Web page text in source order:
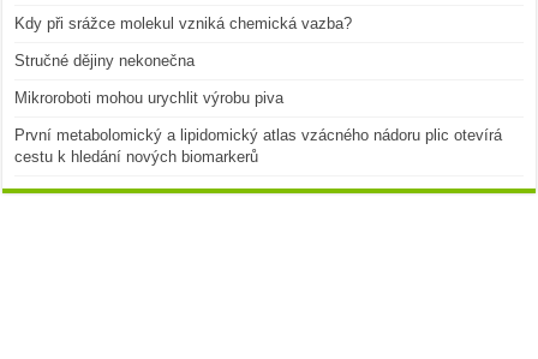
Kdy při srážce molekul vzniká chemická vazba?
Stručné dějiny nekonečna
Mikroroboti mohou urychlit výrobu piva
První metabolomický a lipidomický atlas vzácného nádoru plic otevírá
cestu k hledání nových biomarkerů